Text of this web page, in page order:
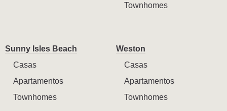
Townhomes
Sunny Isles Beach
Casas
Apartamentos
Townhomes
Weston
Casas
Apartamentos
Townhomes